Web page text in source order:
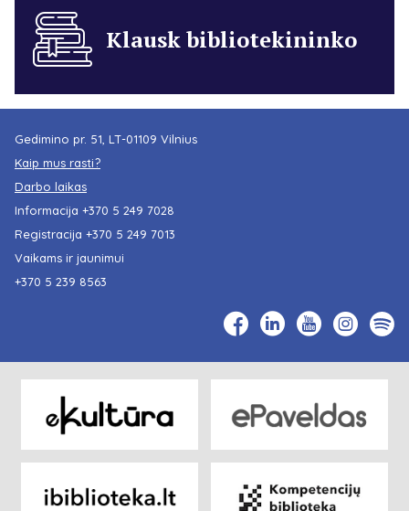
Klausk bibliotekininko
Gedimino pr. 51, LT-01109 Vilnius
Kaip mus rasti?
Darbo laikas
Informacija +370 5 249 7028
Registracija +370 5 249 7013
Vaikams ir jaunimui
+370 5 239 8563